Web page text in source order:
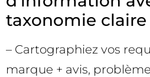
taxonomie claire
– Cartographiez vos
marque + avis,